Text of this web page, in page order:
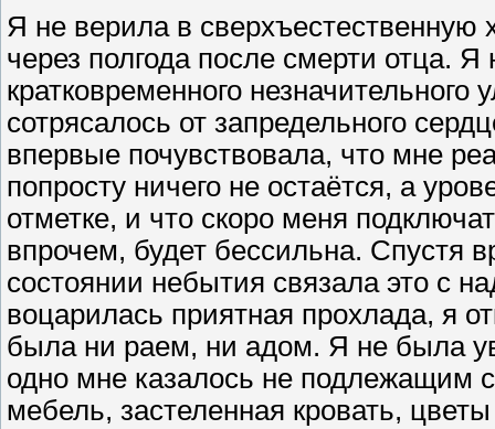
Я не верила в сверхъестественную
через полгода после смерти отца.
кратковременного
сотрясалось от запредельного
впервые почувствовала, что мне
попросту ничего не остаётся, а
отметке, и что скоро меня
впрочем, будет бессильна. Спустя
состоянии небытия связала это с
воцарилась приятная прохлада, я
была ни раем, ни адом. Я не была
одно мне казалось не подлежащим
мебель, застеленная кровать,